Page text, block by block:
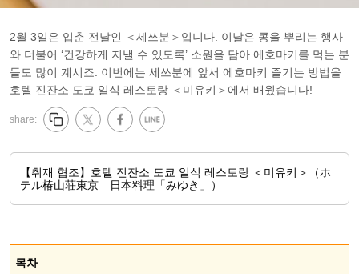
2월 3일은 입춘 전날인 ＜세쓰분＞입니다. 이날은 콩을 뿌리는 행사
와 더불어 ‘건강하게 지낼 수 있도록’ 소원을 담아 에호마키를 먹는 분
들도 많이 계시죠. 이번에는 세쓰분에 앞서 에호마키 즐기는 방법을
호텔 진잔소 도쿄 일식 레스토랑 ＜미유키＞에서 배웠습니다!
share:
【취재 협조】호텔 진잔소 도쿄 일식 레스토랑 ＜미유키＞（ホ
テル椿山荘東京 日本料理「みゆき」）
목차